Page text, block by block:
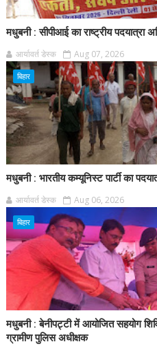
मधुबनी : सीपीआई का राष्ट्रीय पदयात्रा
आर्यावर्त डेस्क Aug 07, 2026
बिहार
मधुबनी : भारतीय कम्यूनिस्ट पार्टी का
आर्यावर्त डेस्क Aug 06, 2026
बिहार
मधुबनी : बेनीपट्टी में आयोजित सहयोग
ग्रामीण पुलिस अधीक्षक